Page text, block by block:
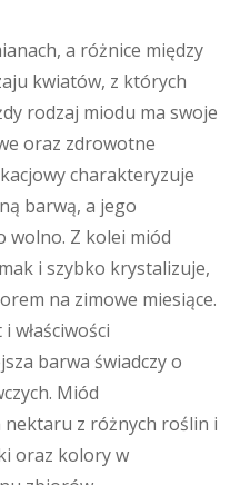
a różnice między
kwiatów, z których
rodzaj miodu ma swoje
oraz zdrowotne
charakteryzuje
barwą, a jego
wolno. Z kolei miód
i szybko krystalizuje,
na zimowe miesiące.
właściwości
barwa świadczy o
Miód
z różnych roślin i
oraz kolory w